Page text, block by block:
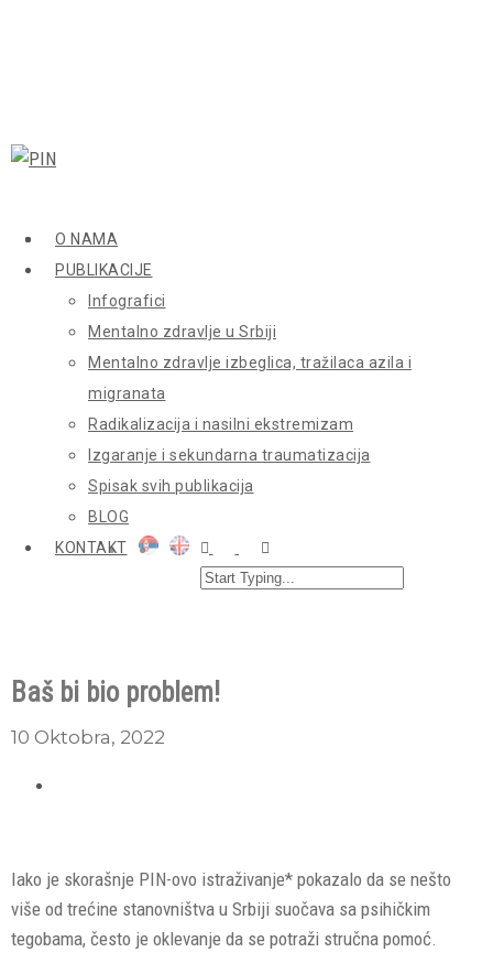
O NAMA
PUBLIKACIJE
Infografici
Mentalno zdravlje u Srbiji
Mentalno zdravlje izbeglica, tražilaca azila i
migranata
Radikalizacija i nasilni ekstremizam
Izgaranje i sekundarna traumatizacija
Spisak svih publikacija
BLOG
KONTAKT
Baš bi bio problem!
10 Oktobra, 2022
Iako je skorašnje PIN-ovo istraživanje* pokazalo da se nešto
više od trećine stanovništva u Srbiji suočava sa psihičkim
tegobama, često je oklevanje da se potraži stručna pomoć.